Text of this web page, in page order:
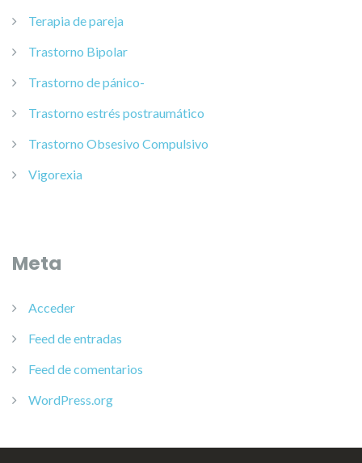
Terapia de pareja
Trastorno Bipolar
Trastorno de pánico-
Trastorno estrés postraumático
Trastorno Obsesivo Compulsivo
Vigorexia
Meta
Acceder
Feed de entradas
Feed de comentarios
WordPress.org